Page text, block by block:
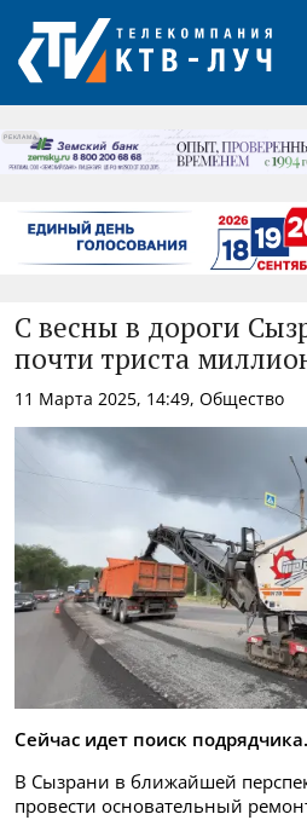
РЕКЛАМА
С весны в дороги
почти триста
11 Марта 2025, 14:49, Общество
Сейчас идет поиск подрядчика.
В Сызрани в ближайшей
провести основательный